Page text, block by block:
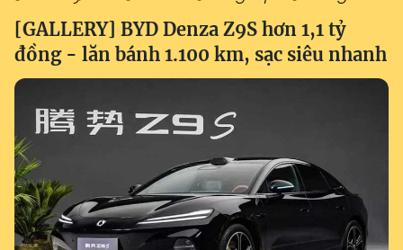
[GALLERY] BYD Denza Z9S hơn 1,1 tỷ
đồng - lăn bánh 1.100 km, sạc siêu nhanh